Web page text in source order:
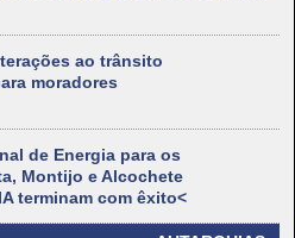
ao trânsito
moradores
de Energia para os
Montijo e Alcochete
terminam com êxito<